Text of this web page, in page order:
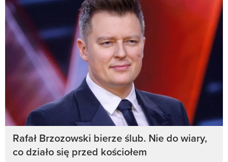
Rafał Brzozowski bierze ślub. Nie do wiary,
co działo się przed kościołem